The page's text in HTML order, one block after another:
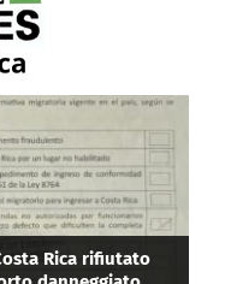
in Costa Rica ha
Guerrini come